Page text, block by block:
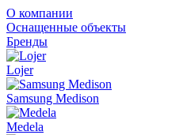
О компании
Оснащенные объекты
Бренды
Lojer
Samsung Medison
Medela